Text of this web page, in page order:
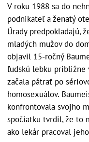
V roku 1988 sa do
podnikateľ a ženatý
Úrady predpokladajú,
mladých mužov do
objavil 15-ročný
ľudskú lebku približne
začala pátrať po
homosexuálov.
konfrontovala svojho
spočiatku tvrdil, že to
ako lekár pracoval